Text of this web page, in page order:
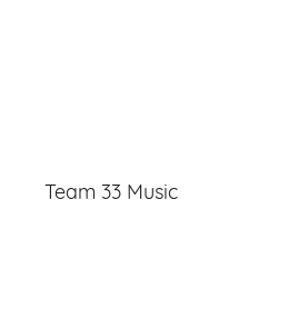
Team 33 Music